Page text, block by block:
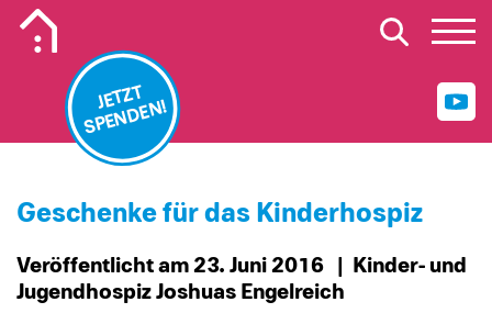
JETZT
SPENDEN!
Geschenke für das Kinderhospiz
Veröffentlicht am 23. Juni 2016
| Kinder- und
Jugendhospiz Joshuas Engelreich
Mobiles Logo Mission Lebenshaus